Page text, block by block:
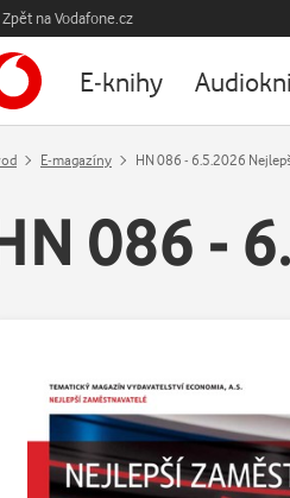
Zpět na Vodafone.cz
E-knihy
E-magazíny HN 086 - 6.5.2026
086 -